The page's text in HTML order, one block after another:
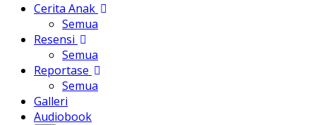
Cerita Anak
Semua
Resensi
Semua
Reportase
Semua
Galleri
Audiobook